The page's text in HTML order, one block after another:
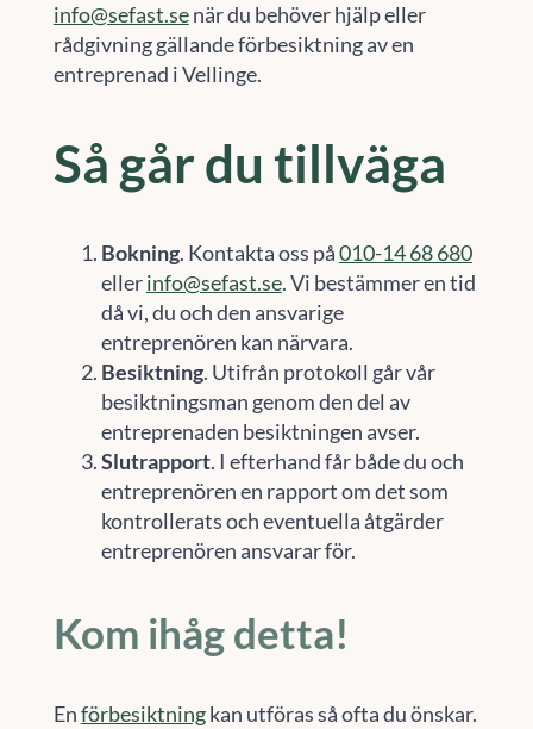
info@sefast.senär du behöver hjälp eller
rådgivning gällande förbesiktning av en
entreprenad i Vellinge.
Så går du tillväga
Bokning. Kontakta oss på010-14 68 680
ellerinfo@sefast.se. Vi bestämmer en tid
då vi, du och den ansvarige
entreprenören kan närvara.
Besiktning. Utifrån protokoll går vår
besiktningsman genom den del av
entreprenaden besiktningen avser.
Slutrapport. I efterhand får både du och
entreprenören en rapport om det som
kontrollerats och eventuella åtgärder
entreprenören ansvarar för.
Kom ihåg detta!
Enförbesiktningkan utföras så ofta du önskar.